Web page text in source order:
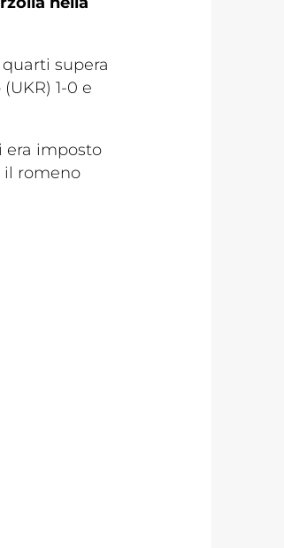
supera
1-0 e
era imposto
il romeno